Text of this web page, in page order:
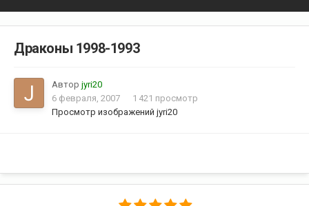
Драконы 1998-1993
Автор jyri20
6 февраля, 2007
1 421 просмотр
Просмотр изображений jyri20